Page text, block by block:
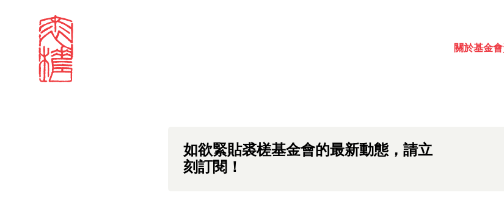
關於基金會
Sign in
Email
Click here to create one.
Search our stories, awards, events and
中文版本頁面即將推出，敬請期待。
如欲緊貼裘槎基金會的最新動態，請立
刻訂閱！